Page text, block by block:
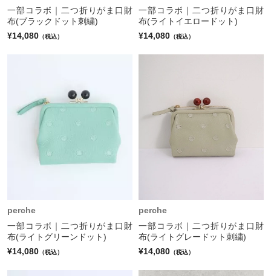
一部コラボ｜二つ折りがま口財
布(ブラックドット刺繍)
¥14,080 （税込）
一部コラボ｜二つ折りがま口財
布(ライトイエロードット)
¥14,080 （税込）
perche
一部コラボ｜二つ折りがま口財
布(ライトグリーンドット)
¥14,080 （税込）
perche
一部コラボ｜二つ折りがま口財
布(ライトグレードット刺繍)
¥14,080 （税込）